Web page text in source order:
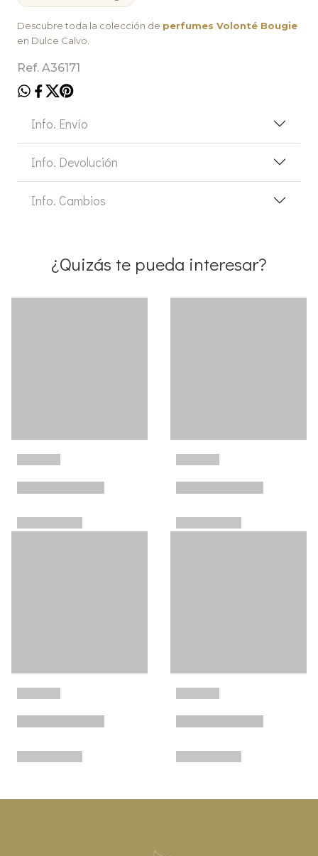
Descubre toda la colección de perfumes Volonté Bougie
en Dulce Calvo.
Ref. A36171
Info. Envío
Info. Devolución
Info. Cambios
¿Quizás te pueda interesar?